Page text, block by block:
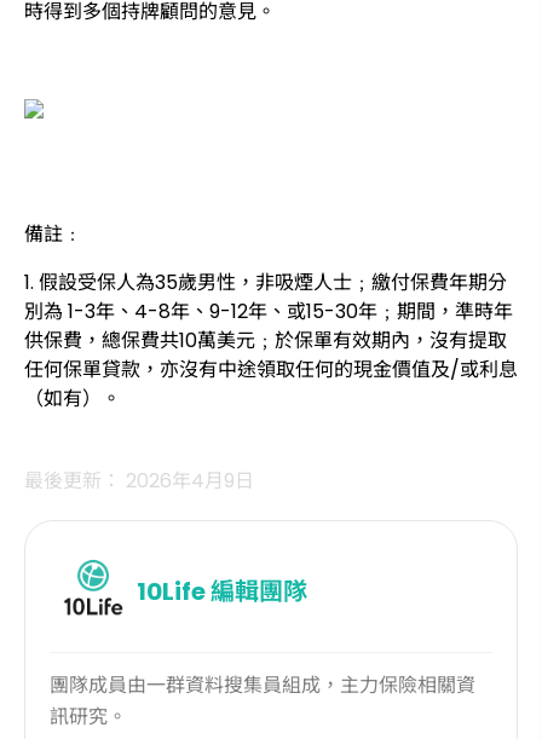
時得到多個持牌顧問的意見。
備註﹕
1. 假設受保人為35歲男性，非吸煙人士﹔繳付保費年期分
別為 1-3年、4-8年、9-12年、或15-30年﹔期間，準時年
供保費，總保費共10萬美元﹔於保單有效期內，沒有提取
任何保單貸款，亦沒有中途領取任何的現金價值及/或利息
（如有）。
最後更新： 2026年4月9日
10Life編輯團隊
團隊成員由一群資料搜集員組成，主力保險相關資
訊研究。